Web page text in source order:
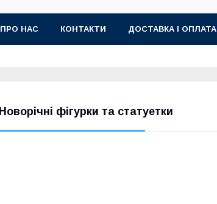
ПРО НАС КОНТАКТИ ДОСТАВКА І ОПЛАТА
Новорічні фігурки та статуетки